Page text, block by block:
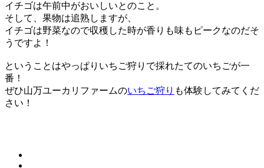
イチゴは午前中がおいしいとのこと。
そして、果物は追熟しますが、
イチゴは野菜なので収穫した時が香りも味もピークなのだそ
うですよ！
ということはやっぱりいちご狩りで採れたてのいちごが一
番！
ぜひ山万ユーカリファームのいちご狩り も体験してみてくだ
さい！